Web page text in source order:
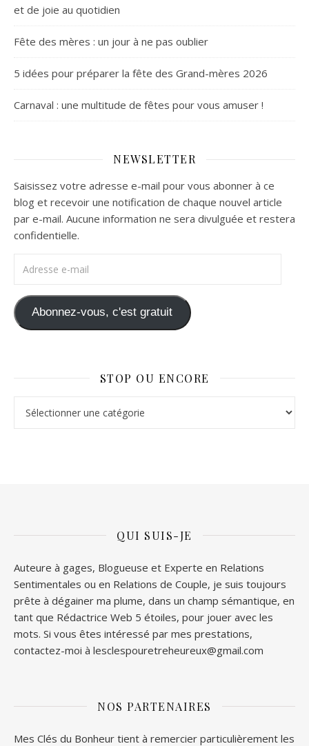
et de joie au quotidien
Fête des mères : un jour à ne pas oublier
5 idées pour préparer la fête des Grand-mères 2026
Carnaval : une multitude de fêtes pour vous amuser !
NEWSLETTER
Saisissez votre adresse e-mail pour vous abonner à ce
blog et recevoir une notification de chaque nouvel article
par e-mail. Aucune information ne sera divulguée et restera
confidentielle.
Abonnez-vous, c'est gratuit
STOP OU ENCORE
QUI SUIS-JE
Auteure à gages, Blogueuse et Experte en Relations
Sentimentales ou en Relations de Couple, je suis toujours
prête à dégainer ma plume, dans un champ sémantique, en
tant que Rédactrice Web 5 étoiles, pour jouer avec les
mots. Si vous êtes intéressé par mes prestations,
contactez-moi à lesclespouretreheureux@gmail.com
NOS PARTENAIRES
Mes Clés du Bonheur tient à remercier particulièrement les